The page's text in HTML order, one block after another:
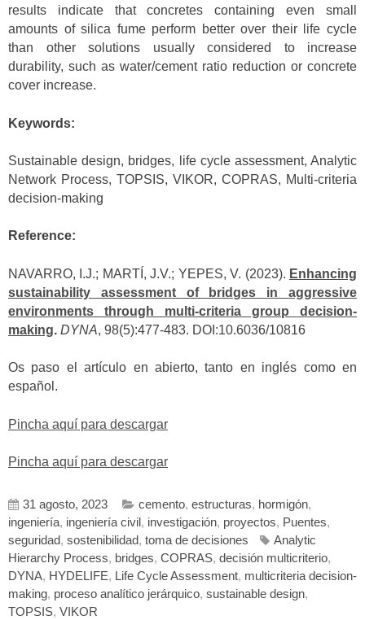
results indicate that concretes containing even small
amounts of silica fume perform better over their life cycle
than other solutions usually considered to increase
durability, such as water/cement ratio reduction or concrete
cover increase.
Keywords:
Sustainable design, bridges, life cycle assessment, Analytic
Network Process, TOPSIS, VIKOR, COPRAS, Multi-criteria
decision-making
Reference:
NAVARRO, I.J.; MARTÍ, J.V.; YEPES, V. (2023). Enhancing
sustainability assessment of bridges in aggressive
environments through multi-criteria group decision-
making. DYNA, 98(5):477-483. DOI:10.6036/10816
Os paso el artículo en abierto, tanto en inglés como en
español.
Pincha aquí para descargar
Pincha aquí para descargar
31 agosto, 2023 cemento, estructuras, hormigón,
ingeniería, ingeniería civil , investigación, proyectos, Puentes,
seguridad, sostenibilidad, toma de decisiones
Analytic
Hierarchy Process, bridges, COPRAS, decisión multicriterio,
DYNA, HYDELIFE, Life Cycle Assessment, multicriteria decision-
making, proceso analítico jerárquico, sustainable design,
TOPSIS, VIKOR